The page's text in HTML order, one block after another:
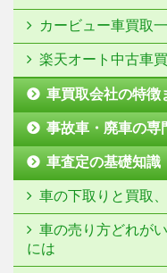
カービュー車買取
楽天オート中古車
車買取会社の特徴
事故車・廃車の専
車査定の基礎知識
車の下取りと買取
車の売り方どれが
には